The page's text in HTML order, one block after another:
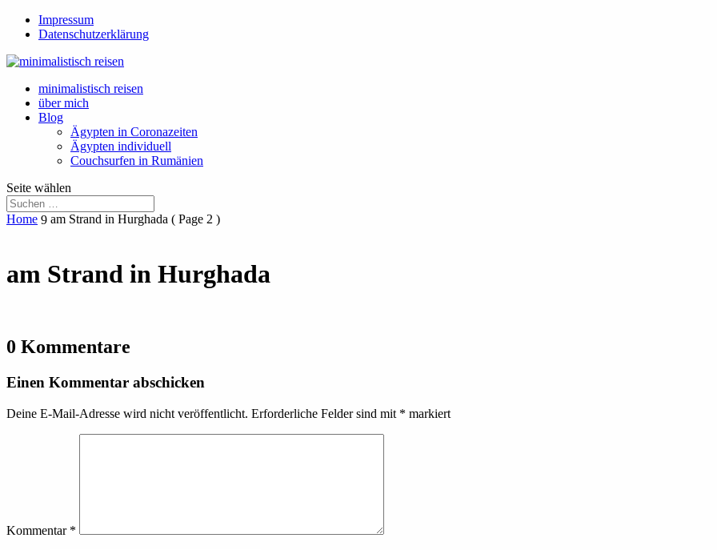
Impressum
Datenschutzerklärung
minimalistisch reisen
über mich
Blog
Ägypten in Coronazeiten
Ägypten individuell
Couchsurfen in Rumänien
Seite wählen
Home 9 am Strand in Hurghada ( Page 2 )
am Strand in Hurghada
0 Kommentare
Einen Kommentar abschicken
Deine E-Mail-Adresse wird nicht veröffentlicht. Erforderliche Felder sind mit * markiert
Kommentar *